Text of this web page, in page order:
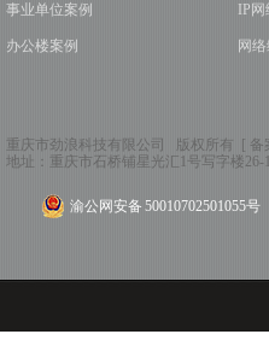
事业单位案例
办公楼案例
IP
网
重庆市劲浪科技有限公司 版权所有 [ 备
地址： 重庆市石桥铺星光汇1号写字楼26-1
渝公网安备 50010702501055号